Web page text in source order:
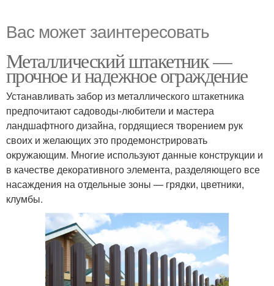
Вас может заинтересовать
Металлический штакетник —
прочное и надежное ограждение
Устанавливать забор из металлического штакетника
предпочитают садоводы-любители и мастера
ландшафтного дизайна, гордящиеся творением рук
своих и желающих это продемонстрировать
окружающим. Многие используют данные конструкции и
в качестве декоративного элемента, разделяющего все
насаждения на отдельные зоны — грядки, цветники,
клумбы.